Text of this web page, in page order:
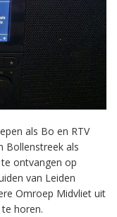
als Bo en RTV
Bollenstreek als
ontvangen op
van Leiden
Omroep Midvliet uit
horen.